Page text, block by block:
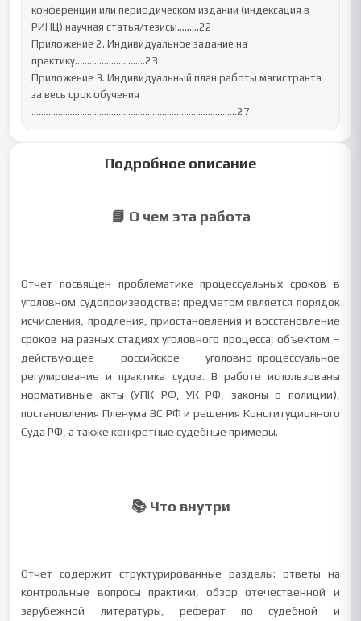
конференции или периодическом издании (индексация в
РИНЦ) научная статья/тезисы……...22
Приложение 2. Индивидуальное задание на
практику………………………..23
Приложение 3. Индивидуальный план работы магистранта
за весь срок обучения
…………………………………………………………………….......27
Подробное описание
📘 О чем эта работа
Отчет посвящен проблематике процессуальных сроков в
уголовном судопроизводстве: предметом является порядок
исчисления, продления, приостановления и восстановление
сроков на разных стадиях уголовного процесса, объектом –
действующее российское уголовно-процессуальное
регулирование и практика судов. В работе использованы
нормативные акты (УПК РФ, УК РФ, законы о полиции),
постановления Пленума ВС РФ и решения Конституционного
Суда РФ, а также конкретные судебные примеры.
📚 Что внутри
Отчет содержит структурированные разделы: ответы на
контрольные вопросы практики, обзор отечественной и
зарубежной литературы, реферат по судебной и